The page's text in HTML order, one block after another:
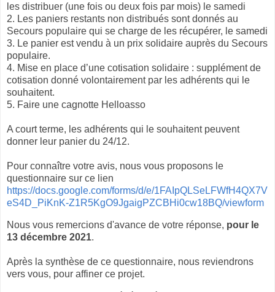
les distribuer (une fois ou deux fois par mois) le samedi
2. Les paniers restants non distribués sont donnés au
Secours populaire qui se charge de les récupérer, le samedi
3. Le panier est vendu à un prix solidaire auprès du Secours
populaire.
4. Mise en place d’une cotisation solidaire : supplément de
cotisation donné volontairement par les adhérents qui le
souhaitent.
5. Faire une cagnotte Helloasso
A court terme, les adhérents qui le souhaitent peuvent
donner leur panier du 24/12.
Pour connaître votre avis, nous vous proposons le
questionnaire sur ce lien
https://docs.google.com/forms/d/e/1FAIpQLSeLFWfH4QX7V
eS4D_PiKnK-Z1R5KgO9JgaigPZCBHi0cw18BQ/viewform
Nous vous remercions d'avance de votre réponse, pour le
13 décembre 2021.
Après la synthèse de ce questionnaire, nous reviendrons
vers vous, pour affiner ce projet.